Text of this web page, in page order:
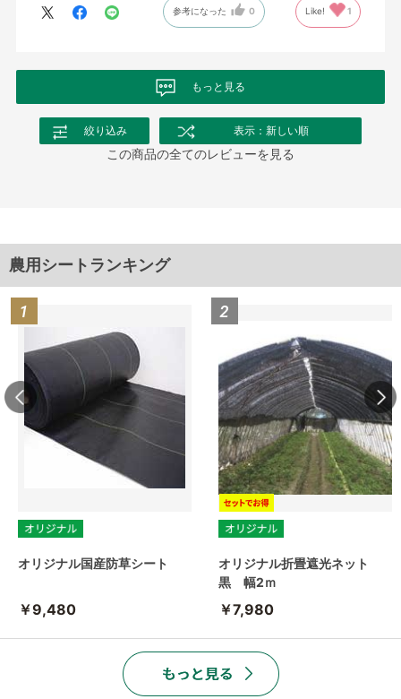
参考になった 0 Like! 1
もっと見る
絞り込み 表示：新しい順
この商品の全てのレビューを見る
農用シートランキング
オリジナル国産防草シート
￥9,480
オリジナル折畳遮光ネット
黒 幅2ｍ
￥7,980